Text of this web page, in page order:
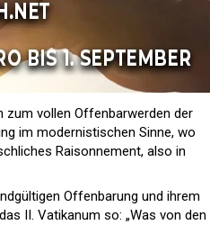
zum vollen Offenbarwerden der
im modernistischen Sinne, wo
Raisonnement, also in
Offenbarung und ihrem
II. Vatikanum so: „Was von den